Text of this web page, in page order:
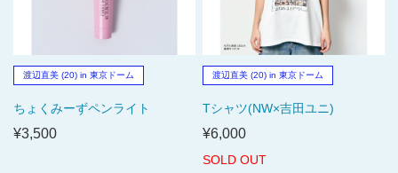
渡辺直美 (20) in 東京ドーム
ちょくみーずペンライト
¥3,500
渡辺直美 (20) in 東京ドーム
Tシャツ(NW×吉田ユニ)
¥6,000
SOLD OUT